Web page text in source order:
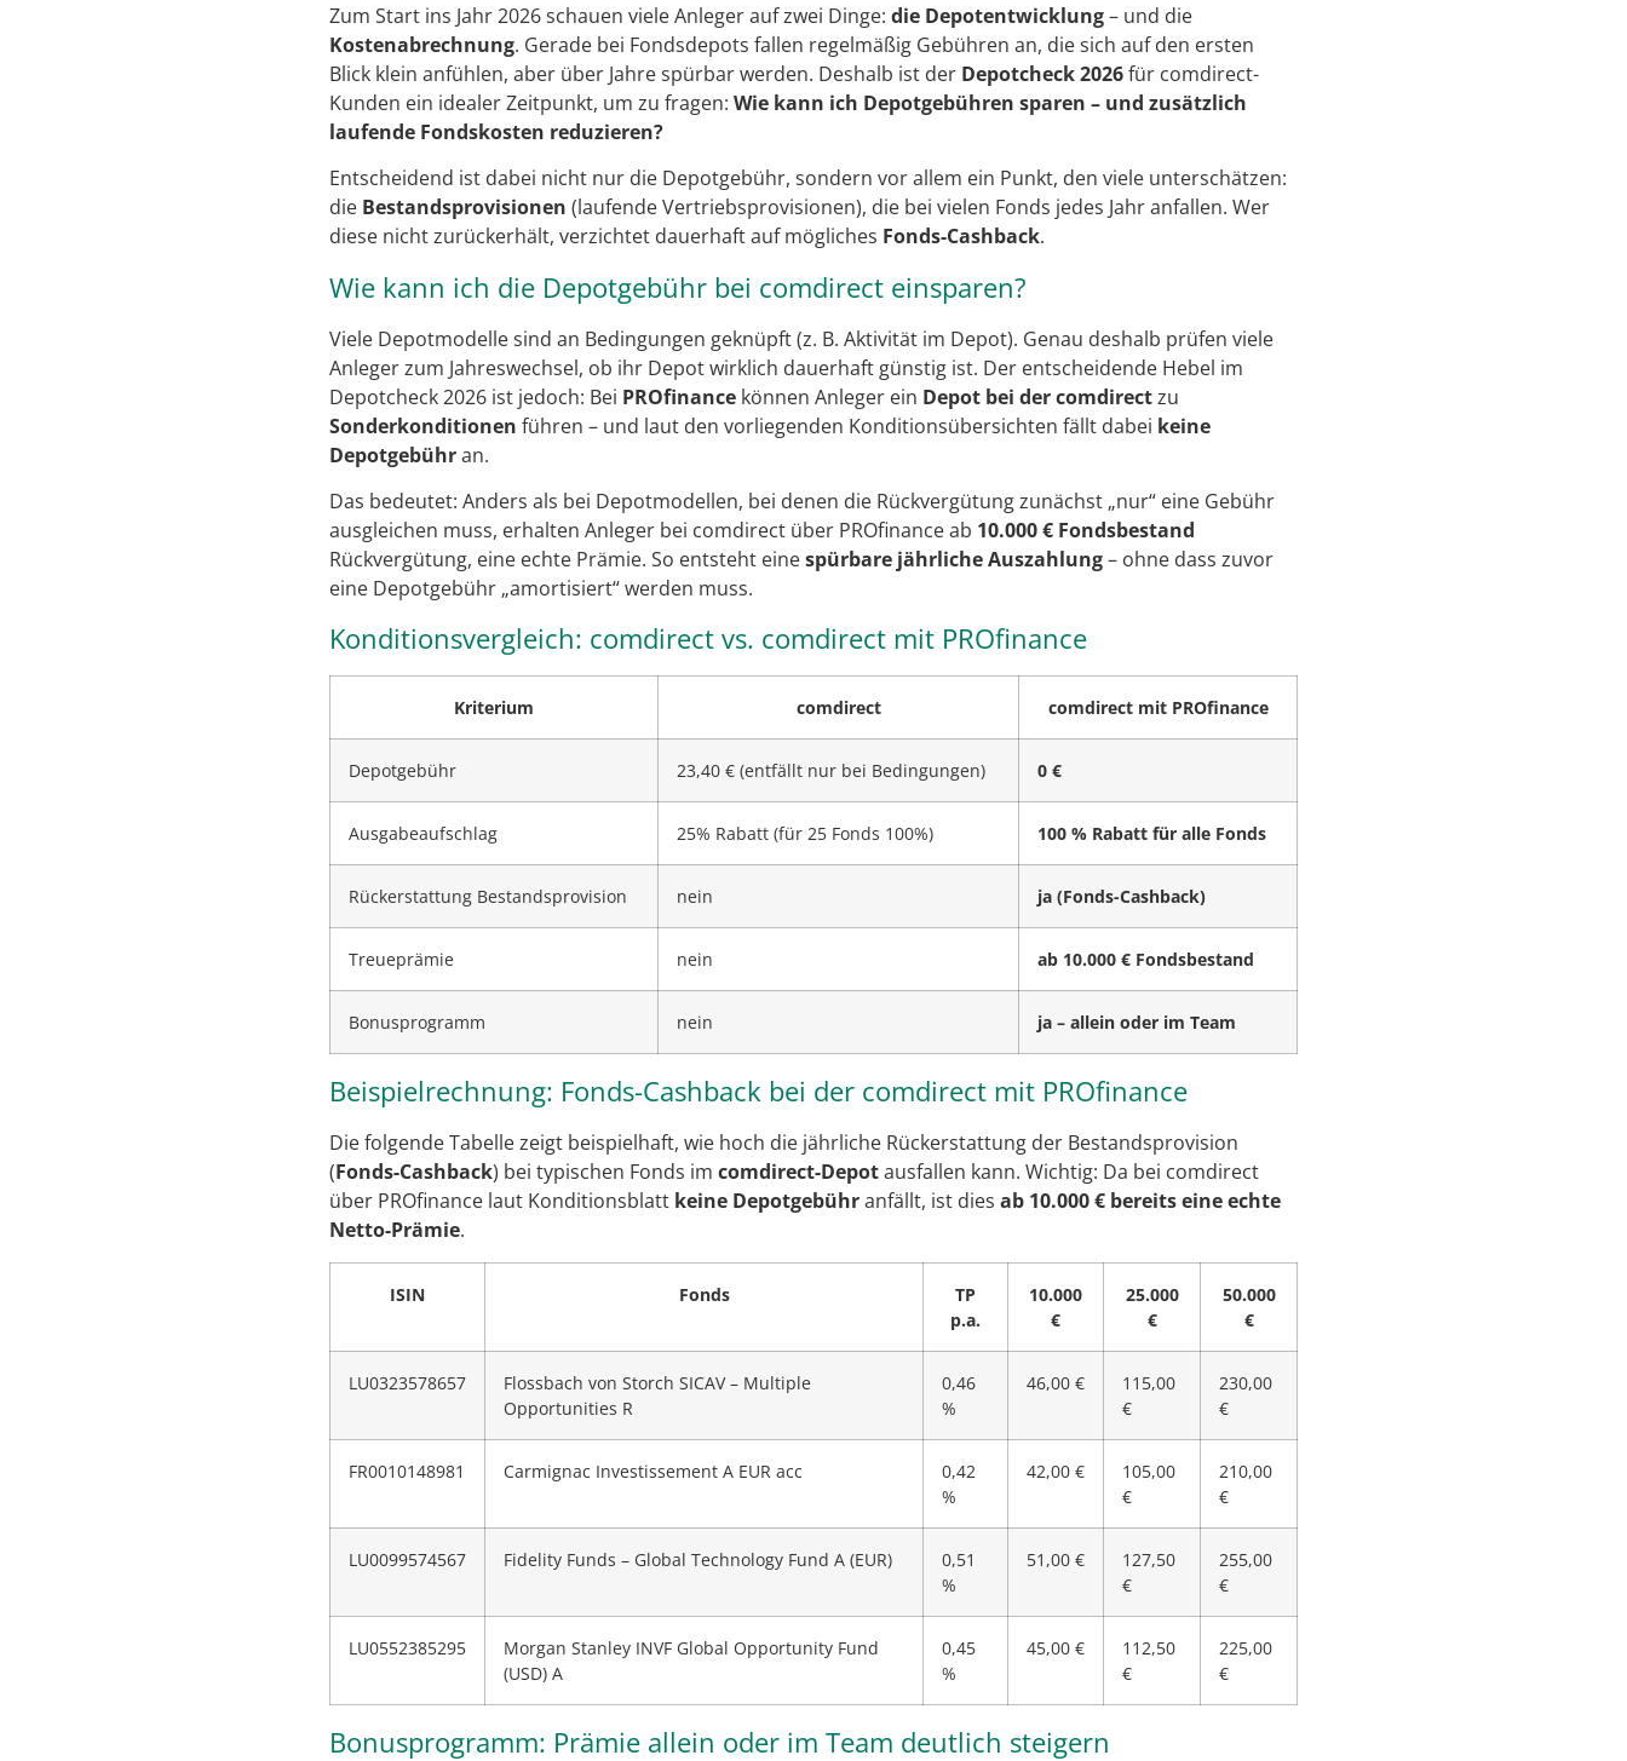
Zum Start ins Jahr 2026 schauen viele Anleger auf zwei Dinge: die Depotentwicklung– und die
Kostenabrechnung. Gerade bei Fondsdepots fallen regelmäßig Gebühren an, die sich auf den ersten
Blick klein anfühlen, aber über Jahre spürbar werden. Deshalb ist der Depotcheck 2026für comdirect-
Kunden ein idealer Zeitpunkt, um zu fragen: Wie kann ich Depotgebühren sparen – und zusätzlich
laufende Fondskosten reduzieren?
Entscheidend ist dabei nicht nur die Depotgebühr, sondern vor allem ein Punkt, den viele unterschätzen:
die Bestandsprovisionen (laufende Vertriebsprovisionen), die bei vielen Fonds jedes Jahr anfallen. Wer
diese nicht zurückerhält, verzichtet dauerhaft auf mögliches Fonds-Cashback.
Wie kann ich die Depotgebühr bei comdirect einsparen?
Viele Depotmodelle sind an Bedingungen geknüpft (z. B. Aktivität im Depot). Genau deshalb prüfen viele
Anleger zum Jahreswechsel, ob ihr Depot wirklich dauerhaft günstig ist. Der entscheidende Hebel im
Depotcheck 2026 ist jedoch: Bei PROfinance können Anleger ein Depot bei der comdirectzu
Sonderkonditionen führen – und laut den vorliegenden Konditionsübersichten fällt dabei keine
Depotgebühran.
Das bedeutet: Anders als bei Depotmodellen, bei denen die Rückvergütung zunächst „nur“ eine Gebühr
ausgleichen muss, erhalten Anleger bei comdirect über PROfinance ab 10.000 € Fondsbestand
Rückvergütung, eine echte Prämie. So entsteht einespürbare jährliche Auszahlung– ohne dass zuvor
eine Depotgebühr „amortisiert“ werden muss.
Konditionsvergleich: comdirect vs. comdirect mit PROfinance
Kriterium comdirect comdirect mit PROfinance
Depotgebühr 23,40 € (entfällt nur bei Bedingungen) 0 €
Ausgabeaufschlag 25% Rabatt (für 25 Fonds 100%) 100 % Rabatt für alle Fonds
Rückerstattung Bestandsprovision nein ja (Fonds-Cashback)
Treueprämie nein ab 10.000 € Fondsbestand
Bonusprogramm nein ja – allein oder im Team
Beispielrechnung: Fonds-Cashback bei der comdirect mit PROfinance
Die folgende Tabelle zeigt beispielhaft, wie hoch die jährliche Rückerstattung der Bestandsprovision
(Fonds-Cashback) bei typischen Fonds im comdirect-Depotausfallen kann. Wichtig: Da bei comdirect
über PROfinance laut Konditionsblatt keine Depotgebühranfällt, ist dies ab 10.000 € bereits eine echte
Netto-Prämie.
ISIN Fonds
TP
p.a.
10.000
€
25.000
€
50.000
€
LU0323578657
Flossbach von Storch SICAV – Multiple
Opportunities R
0,46
%
46,00 €
115,00
€
230,00
€
FR0010148981 Carmignac Investissement A EUR acc
0,42
%
42,00 €
105,00
€
210,00
€
LU0099574567 Fidelity Funds – Global Technology Fund A (EUR)
0,51
%
51,00 €
127,50
€
255,00
€
LU0552385295
Morgan Stanley INVF Global Opportunity Fund
(USD) A
0,45
%
45,00 €
112,50
€
225,00
€
Bonusprogramm: Prämie allein oder im Team deutlich steigern